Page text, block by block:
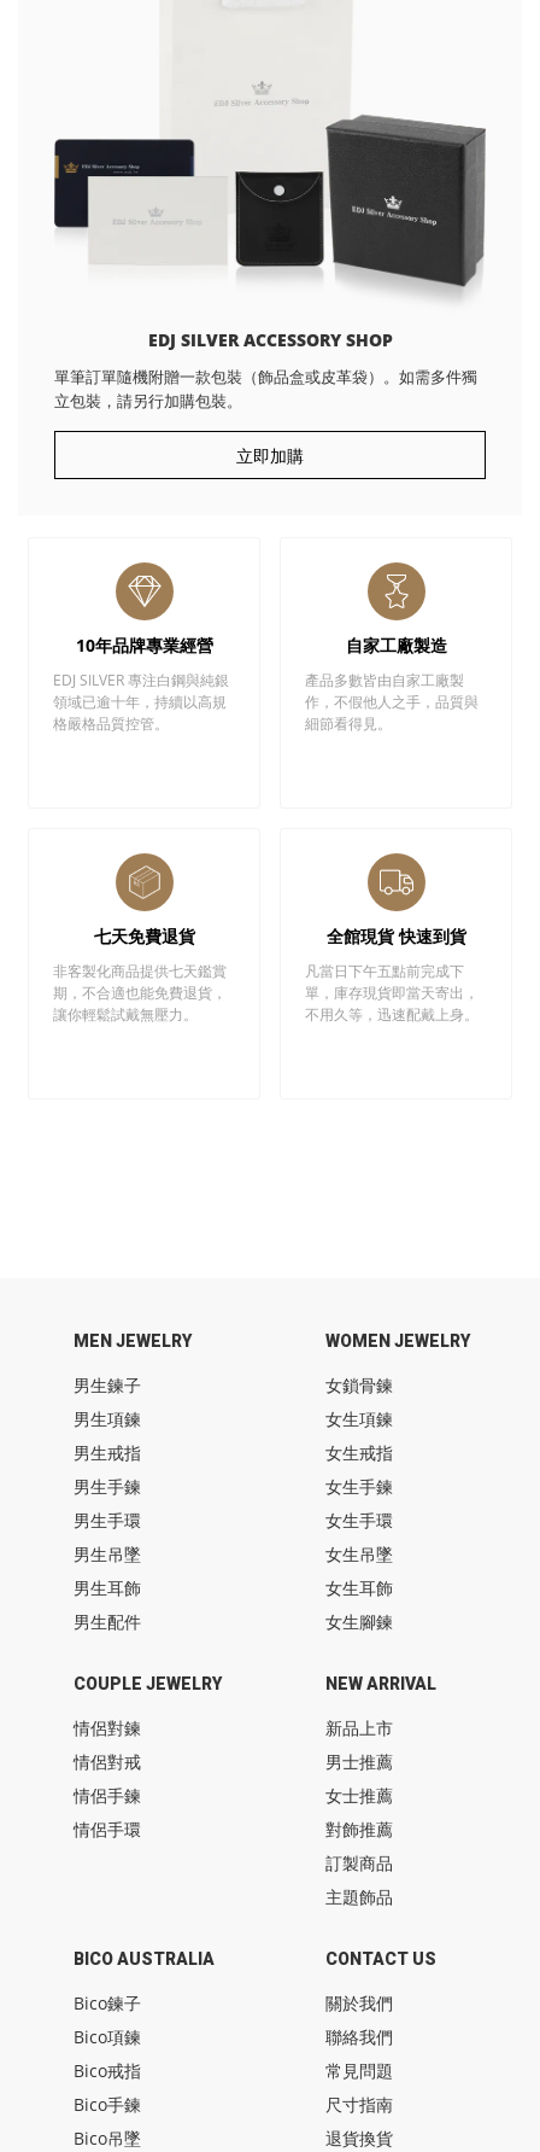
EDJ SILVER ACCESSORY SHOP
單筆訂單隨機附贈一款包裝（飾品盒或皮革袋）。如需多件獨
立包裝，請另行加購包裝。
立即加購
10年品牌專業經營
EDJ SILVER 專注白鋼與純銀
領域已逾十年，持續以高規
格嚴格品質控管。
自家工廠製造
產品多數皆由自家工廠製
作，不假他人之手，品質與
細節看得見。
七天免費退貨
非客製化商品提供七天鑑賞
期，不合適也能免費退貨，
讓你輕鬆試戴無壓力。
全館現貨 快速到貨
凡當日下午五點前完成下
單，庫存現貨即當天寄出，
不用久等，迅速配戴上身。
MEN JEWELRY
男生鍊子
男生項鍊
男生戒指
男生手鍊
男生手環
男生吊墜
男生耳飾
男生配件
WOMEN JEWELRY
女鎖骨鍊
女生項鍊
女生戒指
女生手鍊
女生手環
女生吊墜
女生耳飾
女生腳鍊
COUPLE JEWELRY
情侶對鍊
情侶對戒
情侶手鍊
情侶手環
BICO AUSTRALIA
Bico鍊子
Bico項鍊
Bico戒指
Bico手鍊
Bico吊墜
NEW ARRIVAL
新品上市
男士推薦
女士推薦
對飾推薦
訂製商品
主題飾品
CONTACT US
關於我們
聯絡我們
常見問題
尺寸指南
退貨換貨